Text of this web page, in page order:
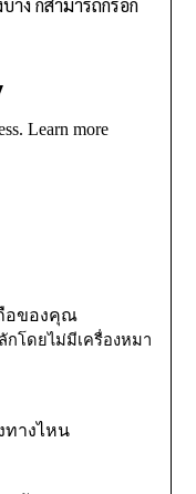
าง ก็สามารถกรอก